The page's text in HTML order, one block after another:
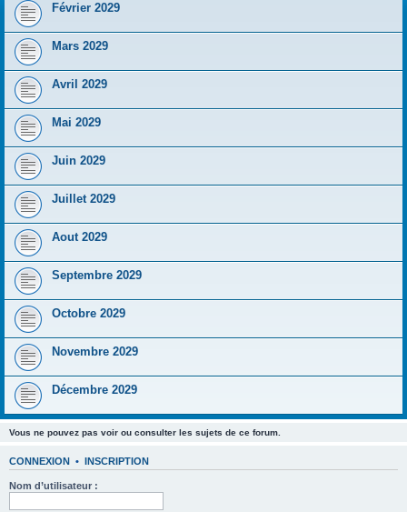
h
Février 2029
Mars 2029
Avril 2029
Mai 2029
Juin 2029
Juillet 2029
Aout 2029
Septembre 2029
Octobre 2029
Novembre 2029
Décembre 2029
Vous ne pouvez pas voir ou consulter les sujets de ce forum.
CONNEXION • INSCRIPTION
Nom d’utilisateur :